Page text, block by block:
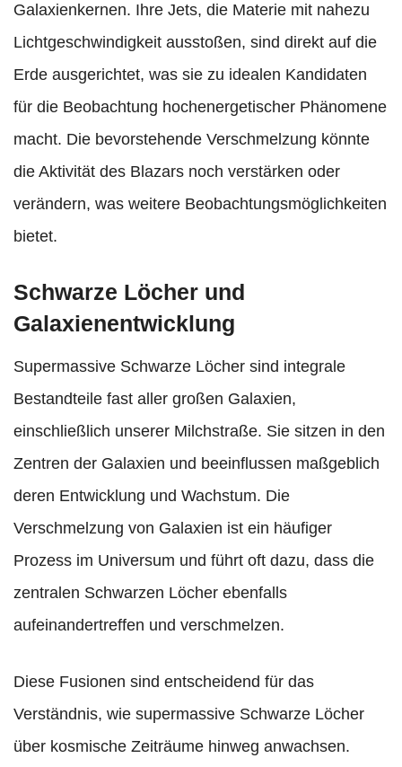
Galaxienkernen. Ihre Jets, die Materie mit nahezu
Lichtgeschwindigkeit ausstoßen, sind direkt auf die
Erde ausgerichtet, was sie zu idealen Kandidaten
für die Beobachtung hochenergetischer Phänomene
macht. Die bevorstehende Verschmelzung könnte
die Aktivität des Blazars noch verstärken oder
verändern, was weitere Beobachtungsmöglichkeiten
bietet.
Schwarze Löcher und
Galaxienentwicklung
Supermassive Schwarze Löcher sind integrale
Bestandteile fast aller großen Galaxien,
einschließlich unserer Milchstraße. Sie sitzen in den
Zentren der Galaxien und beeinflussen maßgeblich
deren Entwicklung und Wachstum. Die
Verschmelzung von Galaxien ist ein häufiger
Prozess im Universum und führt oft dazu, dass die
zentralen Schwarzen Löcher ebenfalls
aufeinandertreffen und verschmelzen.
Diese Fusionen sind entscheidend für das
Verständnis, wie supermassive Schwarze Löcher
über kosmische Zeiträume hinweg anwachsen.